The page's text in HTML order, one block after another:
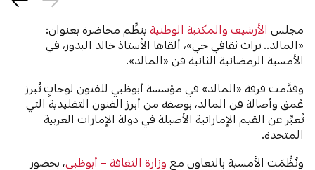
مجلسالأرشيف والمكتبة الوطنيةينظِّم محاضرة بعنوان:
«المالد.. تراث ثقافي حي»، ألقاها الأستاذ خالد البدور، في
الأمسية الرمضانية الثانية فن «المالد».
وقدَّمت فرقة «المالد» في مؤسسة أبوظبي للفنون لوحاتٍ تُبرز
عُمق وأصالة فن المالد، بوصفه من أبرز الفنون التقليدية التي
تُعبِّر عن القيم الإماراتية الأصيلة في دولة الإمارات العربية
المتحدة.
ونُظِّمَت الأمسية بالتعاون مع وزارة الثقافة – أبوظبي ، بحضور